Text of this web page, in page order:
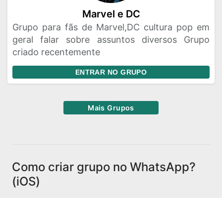
Marvel e DC
Grupo para fãs de Marvel,DC cultura pop em
geral falar sobre assuntos diversos Grupo
criado recentemente
ENTRAR NO GRUPO
Mais Grupos
Como criar grupo no WhatsApp?
(iOS)